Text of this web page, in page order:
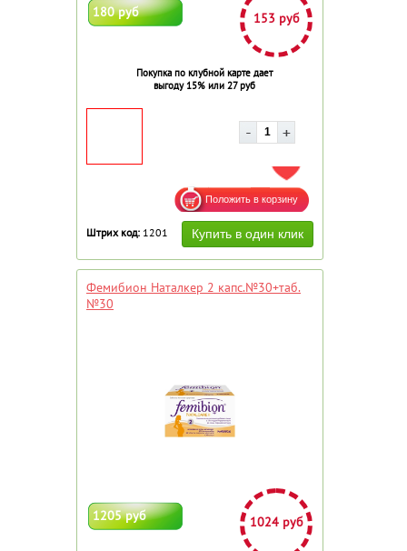
180 руб 153 руб
Покупка по клубной карте дает
выгоду 15% или 27 руб
ДОБАВИТЬ В ИЗБРАННОЕ
Штрих код: 1201
Фемибион Наталкер 2 капс.№30+таб.
№30
1205 руб 1024 руб